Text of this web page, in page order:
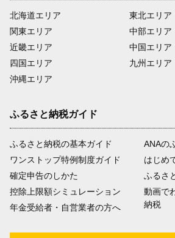
北海道エリア
関東エリア
近畿エリア
四国エリア
沖縄エリア
東北エリア
中部エリア
中国エリア
九州エリア
ふるさと納税ガイド
ふるさと納税の基本ガイド
ワンストップ特例制度ガイド
確定申告のしかた
控除上限額シミュレーション
年金受給者・自営業者の方へ
ANAの
はじめ
ふるさ
動画で
納税